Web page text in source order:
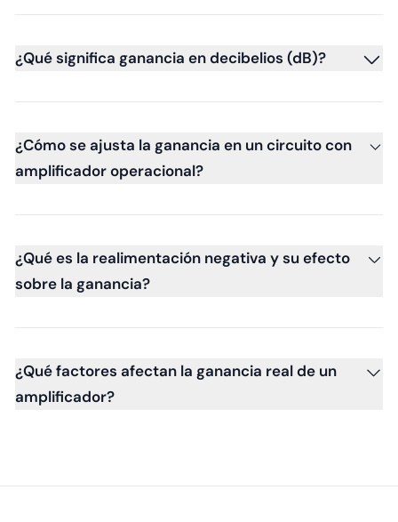
¿Qué significa ganancia en decibelios (dB)?
¿Cómo se ajusta la ganancia en un circuito con
amplificador operacional?
¿Qué es la realimentación negativa y su efecto
sobre la ganancia?
¿Qué factores afectan la ganancia real de un
amplificador?